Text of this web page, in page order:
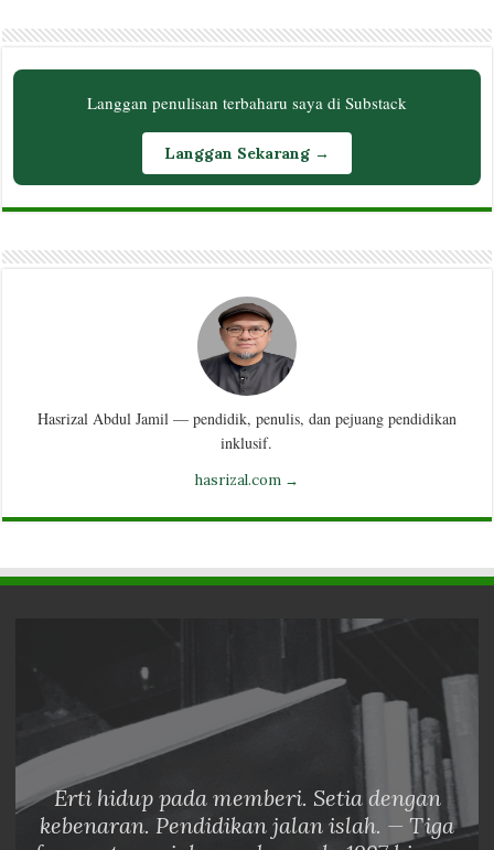
Langgan penulisan terbaharu saya di Substack
Langgan Sekarang →
Hasrizal Abdul Jamil — pendidik, penulis, dan pejuang pendidikan
inklusif.
hasrizal.com →
Erti hidup pada memberi. Setia dengan
kebenaran. Pendidikan jalan islah. — Tiga